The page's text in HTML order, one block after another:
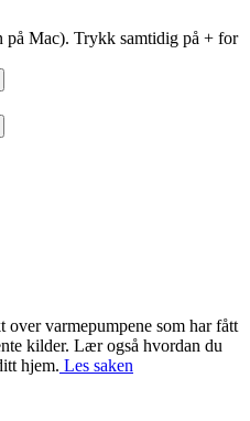
på Mac). Trykk samtidig på + for
over varmepumpene som har fått
kilder. Lær også hvordan du
hjem. Les saken